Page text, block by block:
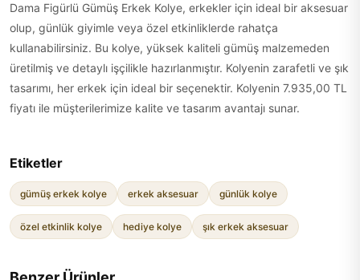
Dama Figürlü Gümüş Erkek Kolye, erkekler için ideal bir aksesuar
olup, günlük giyimle veya özel etkinliklerde rahatça
kullanabilirsiniz. Bu kolye, yüksek kaliteli gümüş malzemeden
üretilmiş ve detaylı işçilikle hazırlanmıştır. Kolyenin zarafetli ve şık
tasarımı, her erkek için ideal bir seçenektir. Kolyenin 7.935,00 TL
fiyatı ile müşterilerimize kalite ve tasarım avantajı sunar.
Etiketler
gümüş erkek kolye erkek aksesuar günlük kolye
özel etkinlik kolye hediye kolye şık erkek aksesuar